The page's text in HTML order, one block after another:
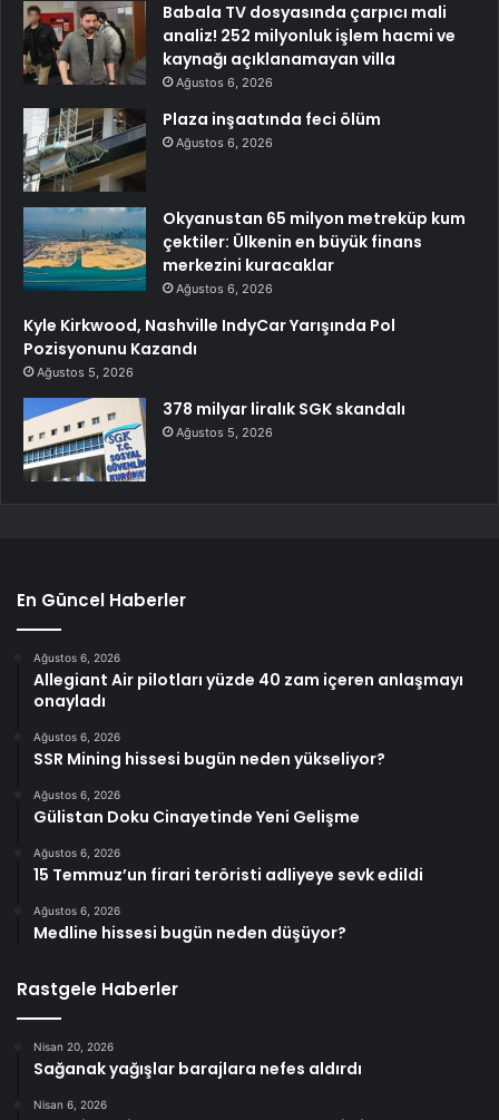
Babala TV dosyasında çarpıcı mali
analiz! 252 milyonluk işlem hacmi ve
kaynağı açıklanamayan villa
Ağustos 6, 2026
Plaza inşaatında feci ölüm
Ağustos 6, 2026
Okyanustan 65 milyon metreküp kum
çektiler: Ülkenin en büyük finans
merkezini kuracaklar
Ağustos 6, 2026
Kyle Kirkwood, Nashville IndyCar Yarışında Pol
Pozisyonunu Kazandı
Ağustos 5, 2026
378 milyar liralık SGK skandalı
Ağustos 5, 2026
En Güncel Haberler
Ağustos 6, 2026
Allegiant Air pilotları yüzde 40 zam içeren anlaşmayı
onayladı
Ağustos 6, 2026
SSR Mining hissesi bugün neden yükseliyor?
Ağustos 6, 2026
Gülistan Doku Cinayetinde Yeni Gelişme
Ağustos 6, 2026
15 Temmuz’un firari teröristi adliyeye sevk edildi
Ağustos 6, 2026
Medline hissesi bugün neden düşüyor?
Rastgele Haberler
Nisan 20, 2026
Sağanak yağışlar barajlara nefes aldırdı
Nisan 6, 2026